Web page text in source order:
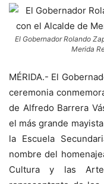
El Gobernador Rolando
Merida
MÉRIDA.- El
ceremonia
de Alfredo Barrera
el más grande
la Escuela
nombre del
Cultura y las